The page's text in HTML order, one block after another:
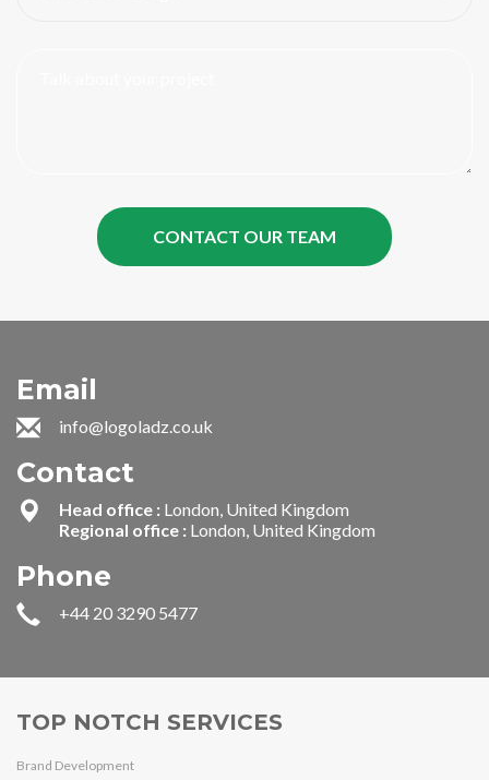
Email
info@logoladz.co.uk
Contact
Head office : London, United Kingdom
Regional office : London, United Kingdom
Phone
+44 20 3290 5477
TOP NOTCH SERVICES
Brand Development